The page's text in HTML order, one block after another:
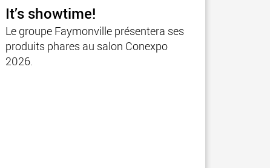
It’s showtime!
Le groupe Faymonville présentera ses
produits phares au salon Conexpo
2026.